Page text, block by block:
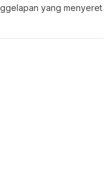
yang menyeret